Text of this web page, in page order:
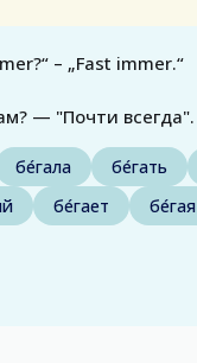
– „Fast immer.“
— "Почти всегда".
бе́гала бе́гать
бе́гает бе́гая